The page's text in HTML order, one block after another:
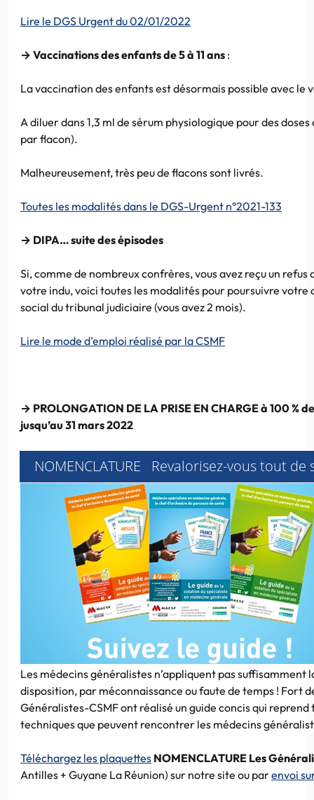
Lire le DGS Urgent du 02/01/2022
→ Vaccinations des enfants de 5 à 11 ans :
La vaccination des enfants est désormais possible avec le
A diluer dans 1,3 ml de sérum physiologique pour des doses
par flacon).
Malheureusement, très peu de flacons sont livrés.
Toutes les modalités dans le DGS-Urgent n°2021-133
→ DIPA… suite des épisodes
Si, comme de nombreux confrères, vous avez reçu un refus
votre indu, voici toutes les modalités pour poursuivre votre
social du tribunal judiciaire (vous avez 2 mois).
Lire le mode d’emploi réalisé par la CSMF
→ PROLONGATION DE LA PRISE EN CHARGE à 100 %
jusqu’au 31 mars 2022
NOMENCLATURE Revalorisez-vous tout de
Les médecins généralistes n’appliquent pas suffisamment
disposition, par méconnaissance ou faute de temps ! Fort
Généralistes-CSMF ont réalisé un guide concis qui reprend
techniques que peuvent rencontrer les médecins
Téléchargez les plaquettes NOMENCLATURE Les
Antilles + Guyane La Réunion) sur notre site ou parenvoi